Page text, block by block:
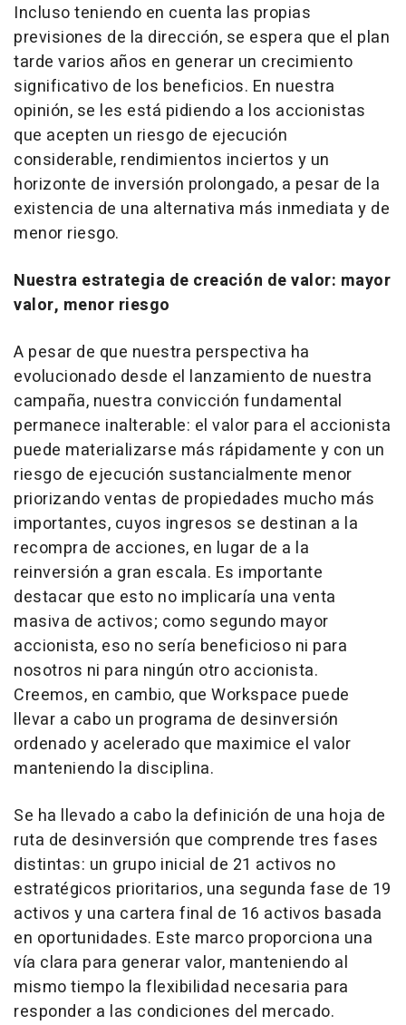
Incluso teniendo en cuenta las propias
previsiones de la dirección, se espera que el plan
tarde varios años en generar un crecimiento
significativo de los beneficios. En nuestra
opinión, se les está pidiendo a los accionistas
que acepten un riesgo de ejecución
considerable, rendimientos inciertos y un
horizonte de inversión prolongado, a pesar de la
existencia de una alternativa más inmediata y de
menor riesgo.
Nuestra estrategia de creación de valor: mayor
valor, menor riesgo
A pesar de que nuestra perspectiva ha
evolucionado desde el lanzamiento de nuestra
campaña, nuestra convicción fundamental
permanece inalterable: el valor para el accionista
puede materializarse más rápidamente y con un
riesgo de ejecución sustancialmente menor
priorizando ventas de propiedades mucho más
importantes, cuyos ingresos se destinan a la
recompra de acciones, en lugar de a la
reinversión a gran escala. Es importante
destacar que esto no implicaría una venta
masiva de activos; como segundo mayor
accionista, eso no sería beneficioso ni para
nosotros ni para ningún otro accionista.
Creemos, en cambio, que Workspace puede
llevar a cabo un programa de desinversión
ordenado y acelerado que maximice el valor
manteniendo la disciplina.
Se ha llevado a cabo la definición de una hoja de
ruta de desinversión que comprende tres fases
distintas: un grupo inicial de 21 activos no
estratégicos prioritarios, una segunda fase de 19
activos y una cartera final de 16 activos basada
en oportunidades. Este marco proporciona una
vía clara para generar valor, manteniendo al
mismo tiempo la flexibilidad necesaria para
responder a las condiciones del mercado.